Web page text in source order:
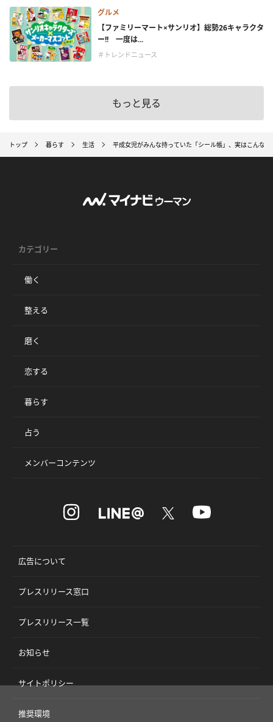
グルメ
【ファミリーマート×サンリオ】総勢26キャラクタ
ー!! 一度は...
＃トレンドニュース
もっと見る
トップ 暮らす 生活 平成女児がみんな持っていた「シール帳」、実はこんな
カテゴリー
働く
整える
磨く
恋する
暮らす
占う
メンバーコンテンツ
広告について
プレスリリース窓口
プレスリリース一覧
お知らせ
サイトポリシー
推奨環境